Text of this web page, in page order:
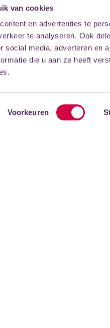
van cookies
en advertenties te
te analyseren. Ook
social media, adverteren en
die u aan ze heeft
Voorkeuren